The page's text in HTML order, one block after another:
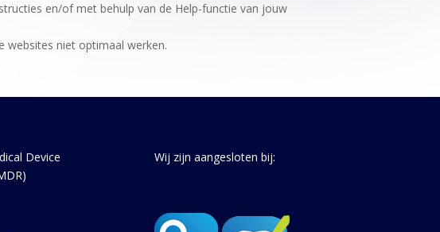
en/of met behulp van de Help-functie van jouw
websites niet optimaal werken.
Device
Wij zijn aangesloten bij: